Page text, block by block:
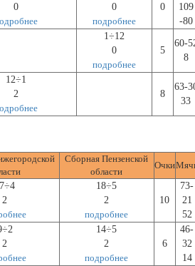
0
0
подробнее
0
109
-80
1÷12
0
подробнее
5
60-
8
12÷1
2
8
63-
33
Сборная Пензенской
области
Очки
2
18÷5
2
подробнее
10
73-
21
52
2
14÷5
2
подробнее
6
46-
32
14